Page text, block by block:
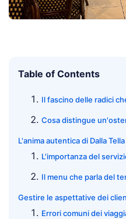
Table of Contents
Il fascino delle radici
Cosa distingue
L'anima autentica di Dalla
L'importanza del
Il menu che parla del
Gestire le aspettative dei
Errori comuni dei